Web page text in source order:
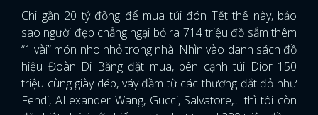
Chi gần 20 tỷ đồng để mua túi đón Tết thế này, bảo
sao người đẹp chẳng ngại bỏ ra 714 triệu đồ sắm thêm
“1 vài” món nho nhỏ trong nhà. Nhìn vào danh sách đồ
hiệu Đoàn Di Băng đặt mua, bên cạnh túi Dior 150
triệu cùng giày dép, váy đầm từ các thương đắt đỏ như
Fendi, ALexander Wang, Gucci, Salvatore,... thì tôi còn